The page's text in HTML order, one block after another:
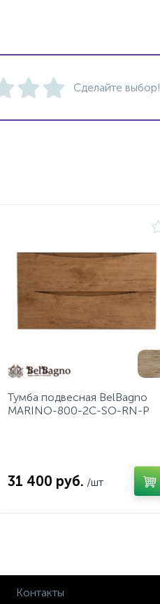
Сделайте выбор!
Тумба подвесная BelBagno
MARINO-800-2C-SO-RN-P
31 400 руб. /шт
Контакты